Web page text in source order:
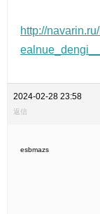
http://
2024-02-28 23:58
返信
esbmazs